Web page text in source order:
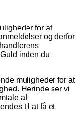
for at
og derfor
inden du
muligheder for at
Herinde ser vi
af
til at få et